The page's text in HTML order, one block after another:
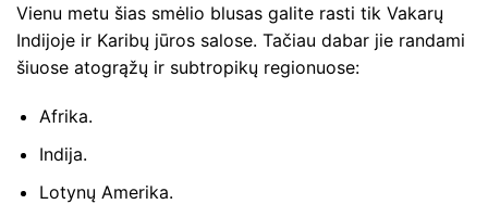
Vienu metu šias smėlio blusas galite rasti tik Vakarų
Indijoje ir Karibų jūros salose. Tačiau dabar jie randami
šiuose atogrąžų ir subtropikų regionuose:
Afrika.
Indija.
Lotynų Amerika.